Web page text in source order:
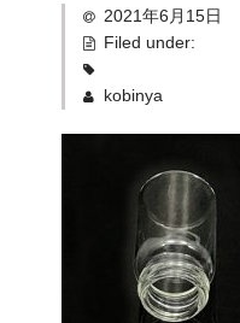
2021年6月15日
Filed under:
kobinya